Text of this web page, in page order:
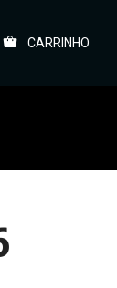
CARRINHO